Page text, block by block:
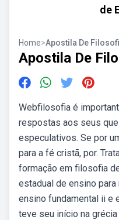
de
Home>Apostila De
Apostila De
Webfilosofia é
respostas aos seus
especulativos. Se por
para a fé cristã, por.
formação em filosofia
estadual de ensino
ensino fundamental ii e
teve seu início na